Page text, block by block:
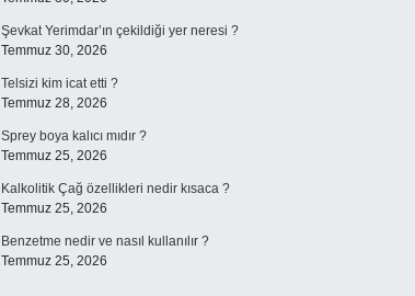
Şevkat Yerimdar’ın çekildiği yer neresi ?
Temmuz 30, 2026
Telsizi kim icat etti ?
Temmuz 28, 2026
Sprey boya kalıcı mıdır ?
Temmuz 25, 2026
Kalkolitik Çağ özellikleri nedir kısaca ?
Temmuz 25, 2026
Benzetme nedir ve nasıl kullanılır ?
Temmuz 25, 2026